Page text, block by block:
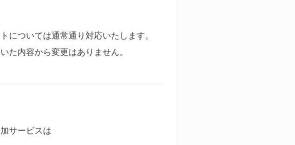
については通常通り対応いたします。
た内容から変更はありません。
サービスは